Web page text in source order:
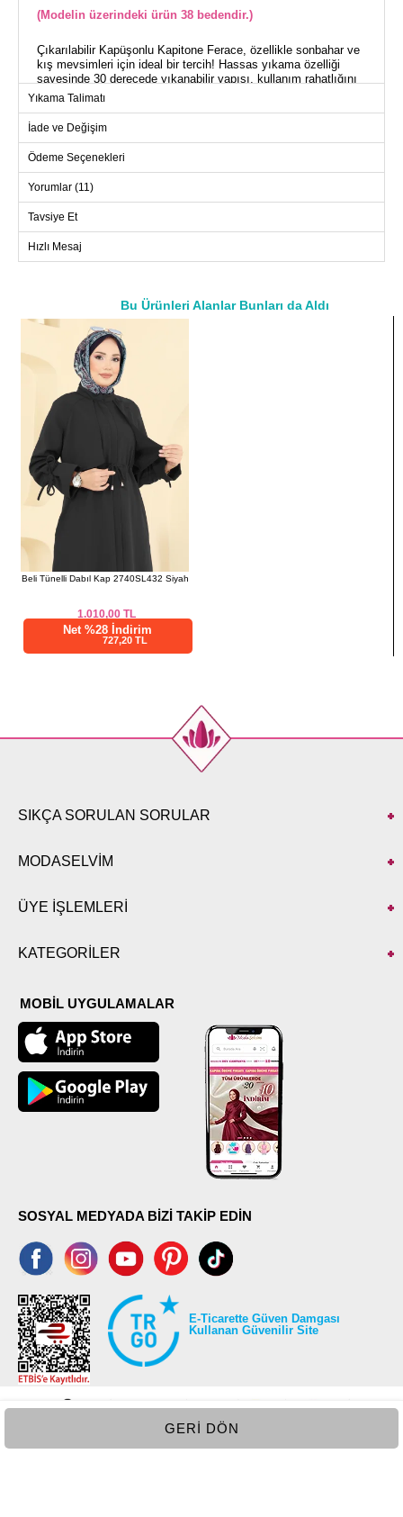
(Modelin üzerindeki ürün 38 bedendir.)
Çıkarılabilir Kapüşonlu Kapitone Ferace, özellikle sonbahar ve
kış mevsimleri için ideal bir tercih! Hassas yıkama özelliği
sayesinde 30 derecede yıkanabilir yapısı, kullanım rahatlığını
artırıyor. Kapitone kumaş içermesi, bu feracenin hem şık hem
farklı hava koşullarına kolayca uyum sağlar. Önden fermuarlı
olması ve manşetlerindeki lastik detayı ile pratik bir kullanım
sunar. Modelin üzerindeki 38 beden olup, yan kısımlarda
bulunan cepler ek fonksiyonellik kazandırır.
FERACE BEDEN ÖLÇÜLERİ
Beden
Göğüs
Boy
38
100
133
108
133
44
46
48
50
Yıkama Talimatı
İade ve Değişim
Ödeme Seçenekleri
Yorumlar (11)
Tavsiye Et
Hızlı Mesaj
GERI DÖN
Bu Ürünleri Alanlar Bunları da Aldı
a>
Beli Tünelli Dabıl Kap 2740SL432 Siyah
1.010,00TL
Net %28 İndirim
727,20 TL
SIKÇA SORULAN SORULAR
MODASELVİM
ÜYE İŞLEMLERİ
KATEGORİLER
MOBİL UYGULAMALAR
SOSYAL MEDYADA BİZİ TAKİP EDİN
E-Ticarette Güven Damgası
Kullanan Güvenilir Site